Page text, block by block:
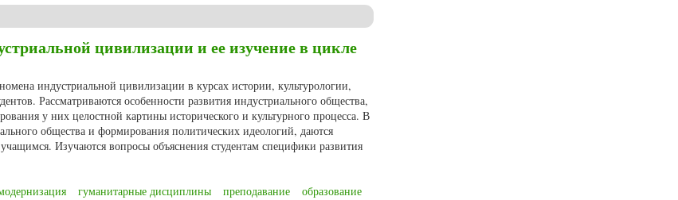
цивилизации и ее изучение в цикле
индустриальной цивилизации в курсах истории, культурологии,
Рассматриваются особенности развития индустриального общества,
у них целостной картины исторического и культурного процесса. В
общества и формирования политических идеологий, даются
Изучаются вопросы объяснения студентам специфики развития
гуманитарные дисциплины преподавание образование